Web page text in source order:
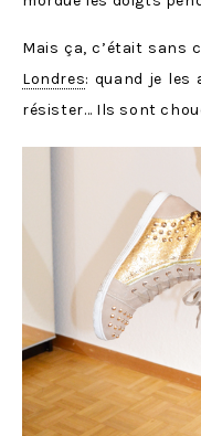
Mais ça, c’était sans
Londres: quand je les
résister… Ils sont